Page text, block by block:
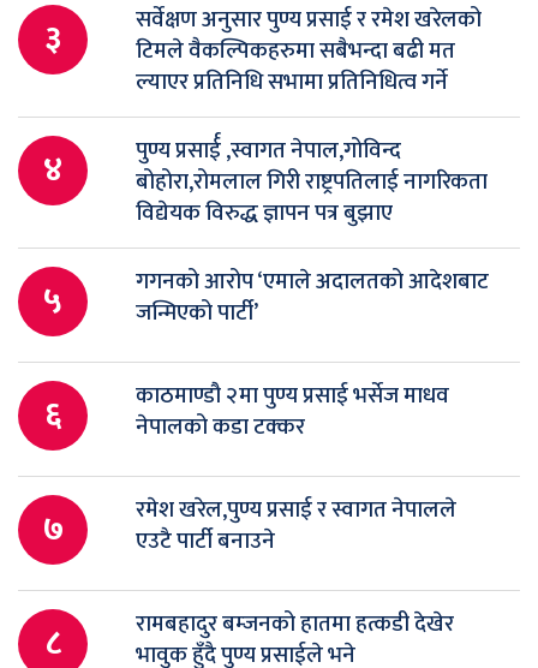
३
सर्वेक्षण अनुसार पुण्य प्रसाई र रमेश खरेलको
टिमले वैकल्पिकहरुमा सबैभन्दा बढी मत
ल्याएर प्रतिनिधि सभामा प्रतिनिधित्व गर्ने
४
पुण्य प्रसार्ई ,स्वागत नेपाल,गोविन्द
बोहोरा,रोमलाल गिरी राष्ट्रपतिलाई नागरिकता
विद्येयक विरुद्ध ज्ञापन पत्र बुझाए
५
गगनको आरोप ‘एमाले अदालतको आदेशबाट
जन्मिएको पार्टी’
६
काठमाण्डौ २मा पुण्य प्रसाई भर्सेज माधव
नेपालको कडा टक्कर
७
रमेश खरेल,पुण्य प्रसाई र स्वागत नेपालले
एउटै पार्टी बनाउने
८
रामबहादुर बम्जनको हातमा हत्कडी देखेर
भावुक हुँदै पुण्य प्रसाईले भने